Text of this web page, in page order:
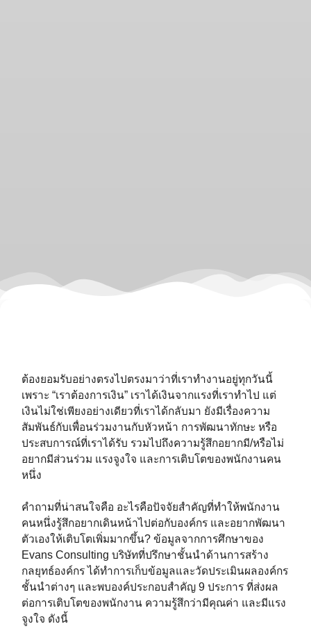
ต้องยอมรับอย่างตรงไปตรงมาว่าที่เราทำงานอยู่ทุกวันนี้
เพราะ “เราต้องการเงิน” เราได้เงินจากแรงที่เราทำไป แต่
เงินไม่ใช่เพียงอย่างเดียวที่เราได้กลับมา ยังมีเรื่องความ
สัมพันธ์กับเพื่อนร่วมงานกับหัวหน้า การพัฒนาทักษะ หรือ
ประสบการณ์ที่เราได้รับ รวมไปถึงความรู้สึกอยากมี/หรือไม่
อยากมีส่วนร่วม แรงจูงใจ และการเติบโตของพนักงานคน
หนึ่ง
คำถามที่น่าสนใจคือ อะไรคือปัจจัยสำคัญที่ทำให้พนักงาน
คนหนึ่งรู้สึกอยากเดินหน้าไปต่อกับองค์กร และอยากพัฒนา
ตัวเองให้เติบโตเพิ่มมากขึ้น? ข้อมูลจากการศึกษาของ
Evans Consulting บริษัทที่ปรึกษาชั้นนำด้านการสร้าง
กลยุทธ์องค์กร ได้ทำการเก็บข้อมูลและวัดประเมินผลองค์กร
ชั้นนำต่างๆ และพบองค์ประกอบสำคัญ 9 ประการ ที่ส่งผล
ต่อการเติบโตของพนักงาน ความรู้สึกว่ามีคุณค่า และมีแรง
จูงใจ ดังนี้